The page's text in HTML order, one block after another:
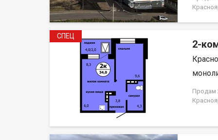
детьми
благ.
Полное
СПЕЦ
2-
Продам